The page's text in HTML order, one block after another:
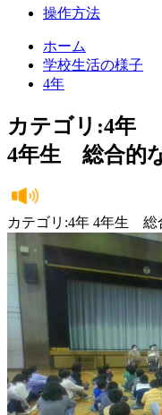
操作方法
ホーム
学校生活の様子
4年
カテゴリ:4年
4年生 総合的
カテゴリ:4年 4年生 総